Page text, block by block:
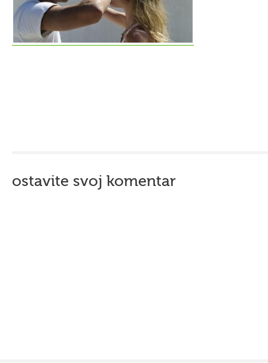
ostavite svoj komentar